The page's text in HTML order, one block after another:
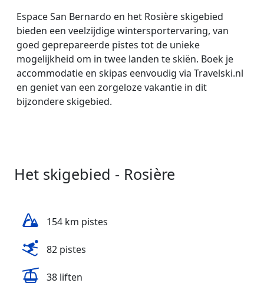
Espace San Bernardo en het Rosière skigebied
bieden een veelzijdige wintersportervaring, van
goed geprepareerde pistes tot de unieke
mogelijkheid om in twee landen te skiën. Boek je
accommodatie en skipas eenvoudig via Travelski.nl
en geniet van een zorgeloze vakantie in dit
bijzondere skigebied.
Het skigebied - Rosière
154 km pistes
82 pistes
38 liften